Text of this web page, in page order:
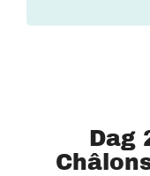
Dag